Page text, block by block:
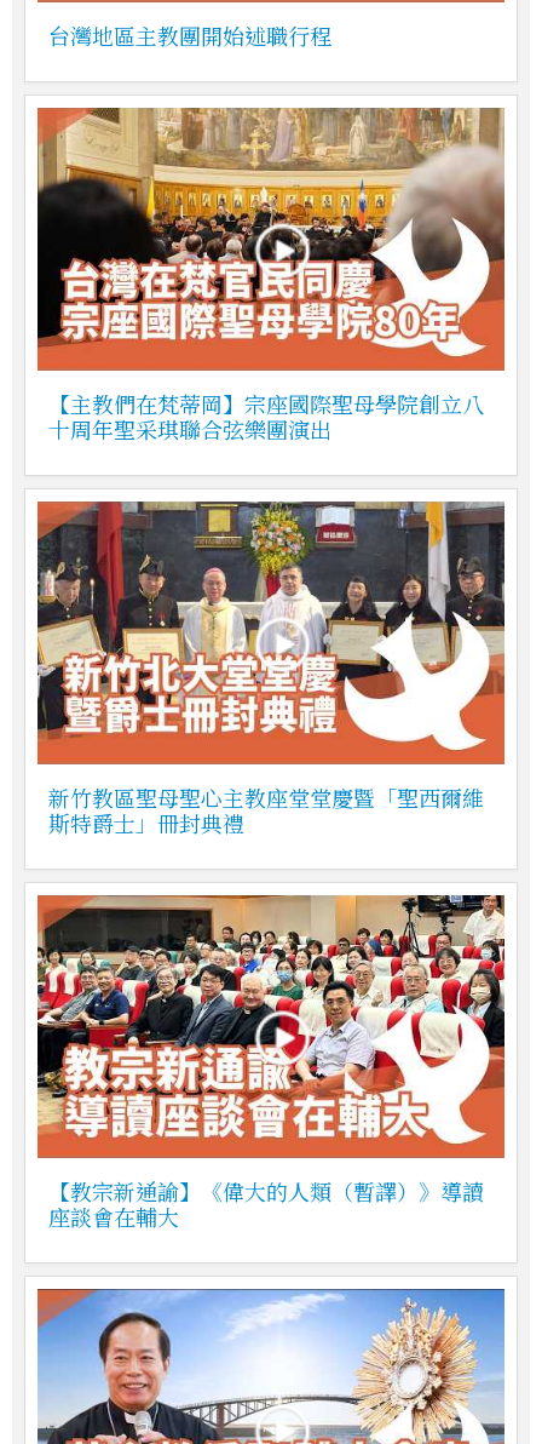
台灣地區主教團開始述職行程
【主教們在梵蒂岡】宗座國際聖母學院創立八
十周年聖采琪聯合弦樂團演出
新竹教區聖母聖心主教座堂堂慶暨「聖西爾維
斯特爵士」冊封典禮
【教宗新通諭】《偉大的人類（暫譯）》導讀
座談會在輔大